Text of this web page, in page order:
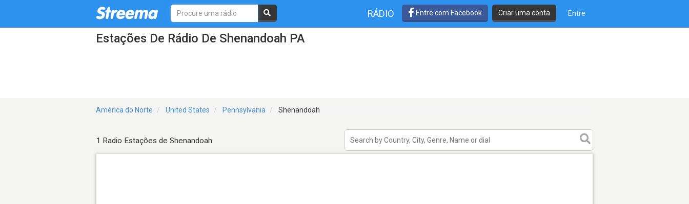
RÁDIO Entre com Facebook Criar uma conta Entre
Estações De Rádio De Shenandoah PA
América do Norte United States Pennsylvania Shenandoah
1 Radio Estações de Shenandoah